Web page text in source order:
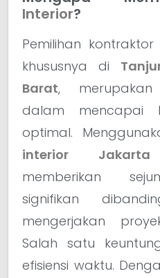
Interior?
Pemilihan
khususnya di
Barat,
dalam mencapai
optimal.
interior
memberikan
signifikan
mengerjakan
Salah satu
efisiensi waktu.